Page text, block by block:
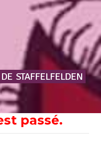
DE STAFFELFELDEN
passé.